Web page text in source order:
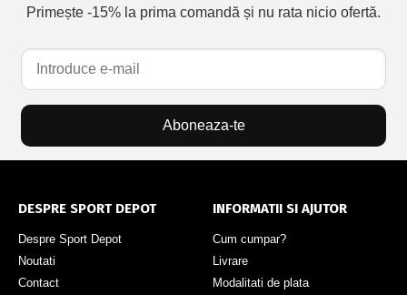
Primește -15% la prima comandă și nu rata nicio ofertă.
Aboneaza-te
DESPRE SPORT DEPOT
Despre Sport Depot
Noutati
Contact
INFORMATII SI AJUTOR
Cum cumpar?
Livrare
Modalitati de plata